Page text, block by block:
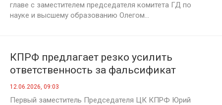
главе с заместителем председателя комитета ГД по
науке и высшему образованию Олегом...
КПРФ предлагает резко усилить
ответственность за фальсификат
12.06.2026, 09:03
Первый заместитель Председателя ЦК КПРФ Юрий